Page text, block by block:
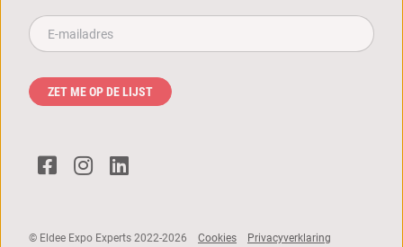
E-mailadres**
ZET ME OP DE LIJST
© Eldee Expo Experts 2022-2026 Cookies Privacyverklaring